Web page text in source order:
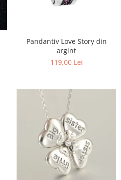
Pandantiv Love Story din
argint
119,00 Lei